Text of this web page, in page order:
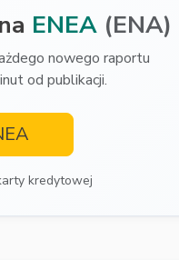
ENEA (ENA)
nowego raportu
od publikacji.
kredytowej